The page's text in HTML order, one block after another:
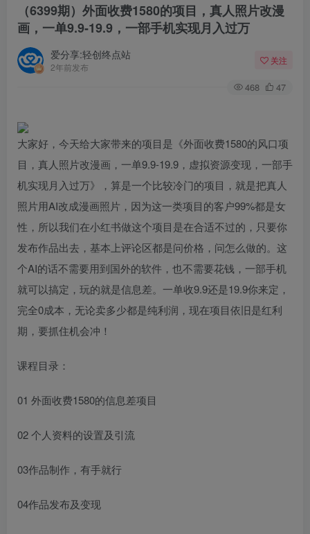
（6399期）外面收费1580的项目，真人照片改漫
画，一单9.9-19.9，一部手机实现月入过万
爱分享:轻创终点站
2年前发布
关注
468 47
大家好，今天给大家带来的项目是《外面收费1580的风口项
目，真人照片改漫画，一单9.9-19.9，虚拟资源变现，一部手
机实现月入过万》，算是一个比较冷门的项目，就是把真人
照片用AI改成漫画照片，因为这一类项目的客户99%都是女
性，所以我们在小红书做这个项目是在合适不过的，只要你
发布作品出去，基本上评论区都是问价格，问怎么做的。这
个AI的话不需要用到国外的软件，也不需要花钱，一部手机
就可以搞定，玩的就是信息差。一单收9.9还是19.9你来定，
完全0成本，无论卖多少都是纯利润，现在项目依旧是红利
期，要抓住机会冲！
课程目录：
01 外面收费1580的信息差项目
02 个人资料的设置及引流
03作品制作，有手就行
04作品发布及变现